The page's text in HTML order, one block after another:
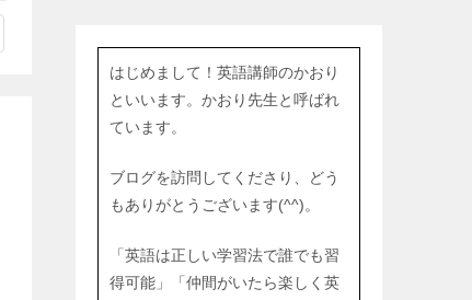
はじめまして！英語講師のかおり
といいます。かおり先生と呼ばれ
ています。
ブログを訪問してくださり、どう
もありがとうございます(^^)。
「英語は正しい学習法で誰でも習
得可能」「仲間がいたら楽しく英